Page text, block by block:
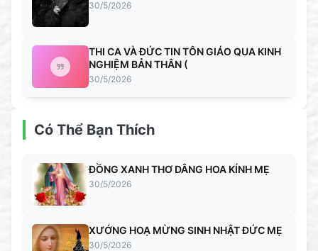
30/5/2026
THI CA VÀ ĐỨC TIN TÔN GIÁO QUA KINH
NGHIỆM BẢN THÂN (
30/5/2026
Có Thể Bạn Thích
ĐỒNG XANH THƠ DÂNG HOA KÍNH MẸ
30/5/2026
XƯỚNG HOẠ MỪNG SINH NHẬT ĐỨC MẸ
30/5/2026